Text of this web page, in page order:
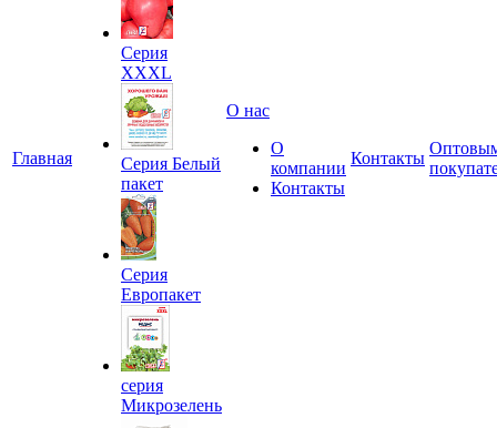
Главная
Серия
XXXL
Серия Белый
пакет
Серия
Европакет
серия
Микрозелень
О нас
О
компании
Контакты
Контакты